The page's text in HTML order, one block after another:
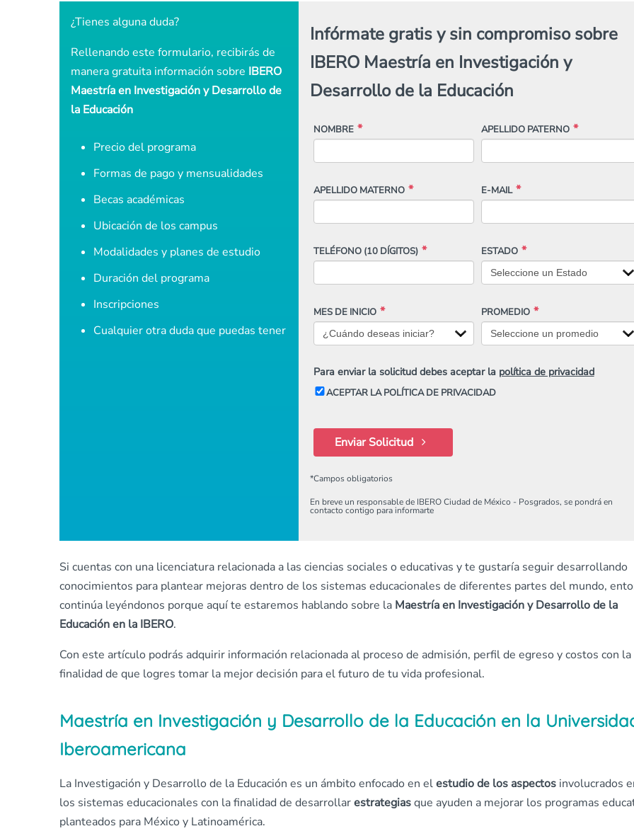
¿Tienes alguna duda?
Rellenando este formulario, recibirás de
manera gratuita información sobre IBERO
Maestría en Investigación y Desarrollo de
la Educación
Precio del programa
Formas de pago y mensualidades
Becas académicas
Ubicación de los campus
Modalidades y planes de estudio
Duración del programa
Inscripciones
Cualquier otra duda que puedas tener
Infórmate gratis y sin compromiso sobre
IBERO Maestría en Investigación y
Desarrollo de la Educación
NOMBRE APELLIDO PATERNO
APELLIDO MATERNO E-MAIL
TELÉFONO (10 DÍGITOS) ESTADO
MES DE INICIO PROMEDIO
Para enviar la solicitud debes aceptar la política de privacidad
ACEPTAR LA POLÍTICA DE PRIVACIDAD
Enviar Solicitud
*Campos obligatorios
En breve un responsable de IBERO Ciudad de México - Posgrados, se pondrá en
contacto contigo para informarte
Si cuentas con una licenciatura relacionada a las ciencias sociales o educativas y te gustaría seguir desarrollando
conocimientos para plantear mejoras dentro de los sistemas educacionales de diferentes partes del mundo,
continúa leyéndonos porque aquí te estaremos hablando sobre la Maestría en Investigación y Desarrollo de la
Educación en la IBERO.
Con este artículo podrás adquirir información relacionada al proceso de admisión, perfil de egreso y costos con la
finalidad de que logres tomar la mejor decisión para el futuro de tu vida profesional.
Maestría en Investigación y Desarrollo de la Educación en la
Iberoamericana
La Investigación y Desarrollo de la Educación es un ámbito enfocado en elestudio de los aspectos involucrados
los sistemas educacionales con la finalidad de desarrollarestrategiasque ayuden a mejorar los programas
planteados para México y Latinoamérica.